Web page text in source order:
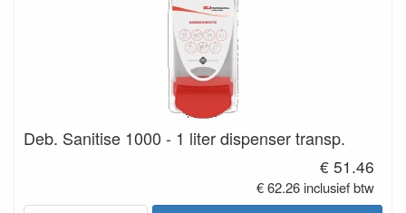
Deb. Sanitise 1000 - 1 liter dispenser transp.
€ 51.46
€ 62.26 inclusief btw